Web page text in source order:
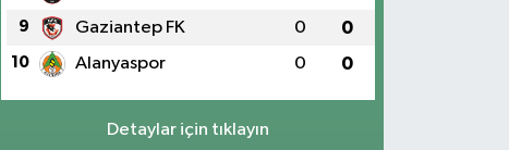
9 Gaziantep FK 0 0
10 Alanyaspor 0 0
Detaylar için tıklayın